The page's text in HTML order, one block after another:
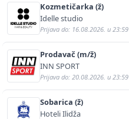
Kozmetičarka (ž)
Idelle studio
Prijava do: 16.08.2026. u 23:59
Prodavač (m/ž)
INN SPORT
Prijava do: 20.08.2026. u 23:59
Sobarica (ž)
Hoteli Ilidža